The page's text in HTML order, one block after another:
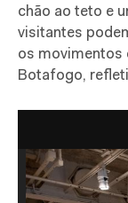
chão ao teto e
visitantes
os movimentos
Botafogo,